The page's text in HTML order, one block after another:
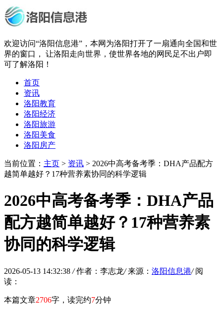
欢迎访问“洛阳信息港”，本网为洛阳打开了一扇通向全国和世
界的窗口， 让洛阳走向世界，使世界各地的网民足不出户即
可了解洛阳！
首页
资讯
洛阳教育
洛阳经济
洛阳旅游
洛阳美食
洛阳房产
当前位置： 主页 > 资讯 > 2026中高考备考季：DHA产品配方
越简单越好？17种营养素协同的科学逻辑
2026中高考备考季：DHA产品
配方越简单越好？17种营养素
协同的科学逻辑
2026-05-13 14:32:38 / 作者：李志龙/ 来源： 洛阳信息港/ 阅
读：
本篇文章2706字，读完约7分钟